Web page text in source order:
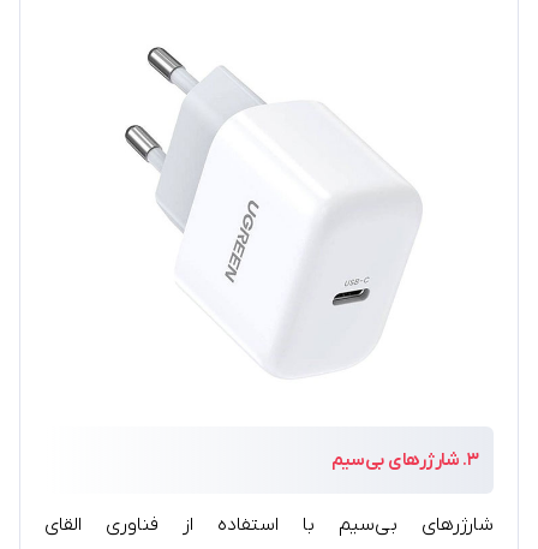
۳. شارژرهای بی‌سیم
شارژرهای بی‌سیم با استفاده از فناوری القای